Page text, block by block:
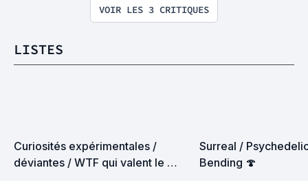
VOIR LES 3 CRITIQUES
LISTES
Curiosités expérimentales /
déviantes / WTF qui valent le
Surreal /
Bending 🍄